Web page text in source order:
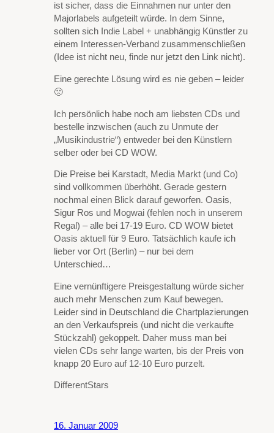
ist sicher, dass die Einnahmen nur unter den
Majorlabels aufgeteilt würde. In dem Sinne,
sollten sich Indie Label + unabhängig Künstler zu
einem Interessen-Verband zusammenschließen
(Idee ist nicht neu, finde nur jetzt den Link nicht).
Eine gerechte Lösung wird es nie geben – leider
🙁
Ich persönlich habe noch am liebsten CDs und
bestelle inzwischen (auch zu Unmute der
„Musikindustrie“) entweder bei den Künstlern
selber oder bei CD WOW.
Die Preise bei Karstadt, Media Markt (und Co)
sind vollkommen überhöht. Gerade gestern
nochmal einen Blick darauf geworfen. Oasis,
Sigur Ros und Mogwai (fehlen noch in unserem
Regal) – alle bei 17-19 Euro. CD WOW bietet
Oasis aktuell für 9 Euro. Tatsächlich kaufe ich
lieber vor Ort (Berlin) – nur bei dem
Unterschied…
Eine vernünftigere Preisgestaltung würde sicher
auch mehr Menschen zum Kauf bewegen.
Leider sind in Deutschland die Chartplazierungen
an den Verkaufspreis (und nicht die verkaufte
Stückzahl) gekoppelt. Daher muss man bei
vielen CDs sehr lange warten, bis der Preis von
knapp 20 Euro auf 12-10 Euro purzelt.
DifferentStars
16. Januar 2009